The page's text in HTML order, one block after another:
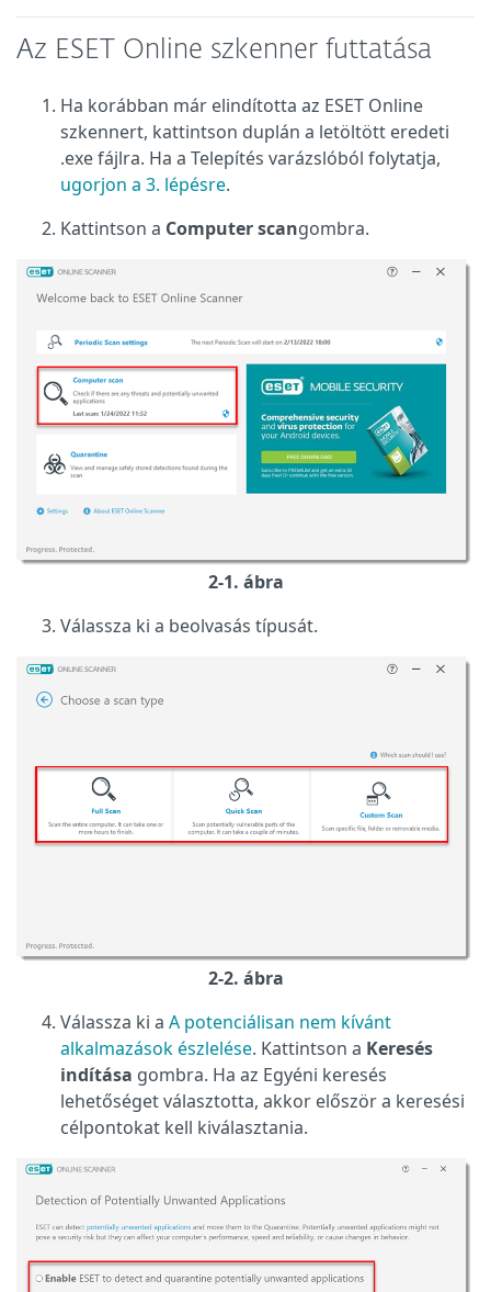
Az ESET Online szkenner futtatása
Ha korábban már elindította az ESET Online
szkennert, kattintson duplán a letöltött eredeti
.exe fájlra. Ha a Telepítés varázslóból folytatja,
ugorjon a 3. lépésre.
Kattintson a Computer scangombra.
2-1. ábra
Válassza ki a beolvasás típusát.
2-2. ábra
Válassza ki a A potenciálisan nem kívánt
alkalmazások észlelése. Kattintson a Keresés
indítása gombra. Ha az Egyéni keresés
lehetőséget választotta, akkor először a keresési
célpontokat kell kiválasztania.